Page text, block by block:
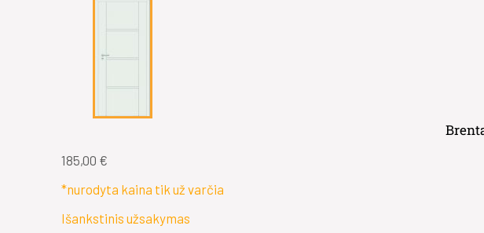
185,00 €
*nurodyta kaina tik už varčia
Išankstinis užsakymas